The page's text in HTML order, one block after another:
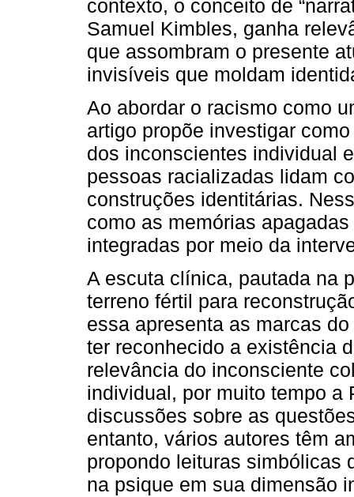
contexto, o conceito de
Samuel Kimbles, ganha
que assombram o presente
invisíveis que moldam
Ao abordar o racismo como
artigo propõe investigar
dos inconscientes individual
pessoas racializadas lidam
construções identitárias.
como as memórias
integradas por meio da
A escuta clínica, pautada na
terreno fértil para
essa apresenta as marcas
ter reconhecido a existência
relevância do inconsciente
individual, por muito tempo
discussões sobre as
entanto, vários autores têm
propondo leituras simbólicas
na psique em sua dimensão